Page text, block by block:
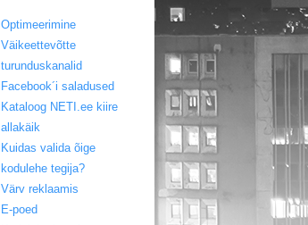
Optimeerimine
Väikeettevõtte
turunduskanalid
Facebook´i saladused
Kataloog NETI.ee kiire
allakäik
Kuidas valida õige
kodulehe tegija?
Värv reklaamis
E-poed